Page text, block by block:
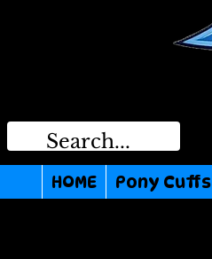
HOME Pony Cuffs